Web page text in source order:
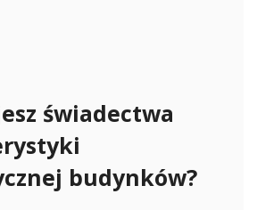
świadectwa
budynków?